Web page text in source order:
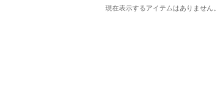
現在表示するアイテムはありません。